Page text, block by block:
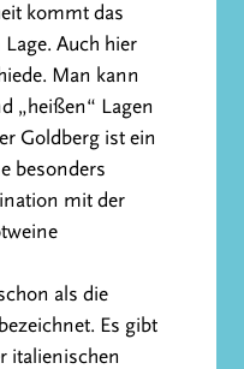
kommt das
Auch hier
Man kann
„heißen“ Lagen
Goldberg ist ein
besonders
mit der
als die
Es gibt
italienischen